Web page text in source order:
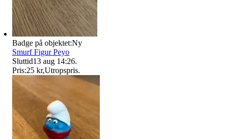
Badge på objektet:Ny
Smurf Figur Peyo
Sluttid13 aug 14:26.
Pris:25 kr,Utropspris.